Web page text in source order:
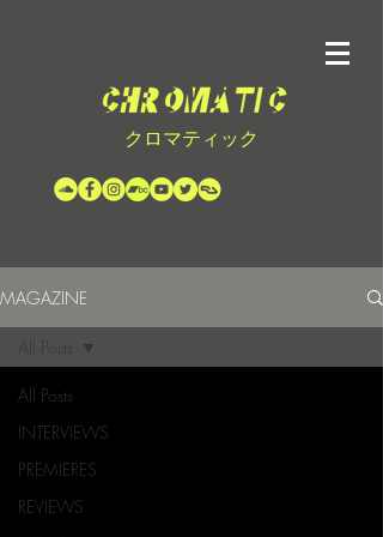
クロマティック
MAGAZINE
All Posts
INTERVIEWS
PREMIERES
REVIEWS